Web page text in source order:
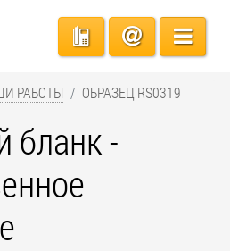
РАБОТЫ ОБРАЗЕЦ RS0319
-